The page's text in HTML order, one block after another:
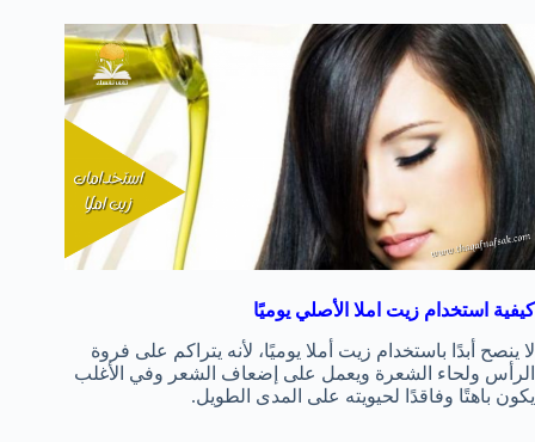
كيفية استخدام زيت املا الأصلي يوميًا
لا ينصح أبدًا باستخدام زيت أملا يوميًا، لأنه يتراكم على فروة
الرأس ولحاء الشعرة ويعمل على إضعاف الشعر وفي الأغلب
يكون باهتًا وفاقدًا لحيويته على المدى الطويل.